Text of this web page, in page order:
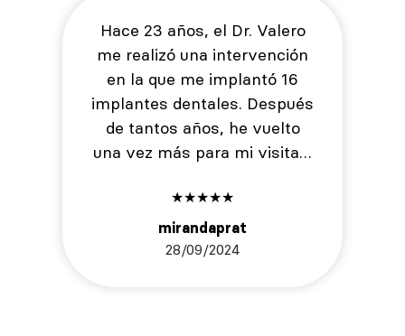
Hace 23 años, el Dr. Valero
me realizó una intervención
en la que me implantó 16
implantes dentales. Después
de tantos años, he vuelto
una vez más para mi visita…
★★★★★
mirandaprat
28/09/2024